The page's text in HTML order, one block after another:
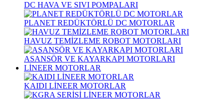
DC HAVA VE SIVI POMPALARI
PLANET REDÜKTÖRLÜ DC MOTORLAR
HAVUZ TEMİZLEME ROBOT MOTORLARI
ASANSÖR VE KAYARKAPI MOTORLARI
LİNEER MOTORLAR
KAIDI LİNEER MOTORLAR